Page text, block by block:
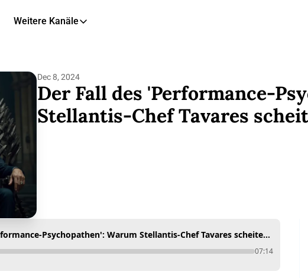
Weitere Kanäle
Weitere Kanäle
📺 YouTube
📊 Insights
Dec 8, 2024
Der Fall des 'Performance-
Stellantis-Chef Tavares
Der Fall des 'Performance-Psychopathen': Warum Stellantis-Chef Tavares scheiterte
07:14